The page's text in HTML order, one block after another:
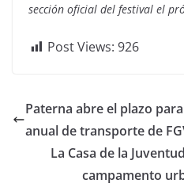
sección oficial del festival el
Post Views: 926
Paterna abre el plazo
anual de transporte de
La Casa de la
campamento